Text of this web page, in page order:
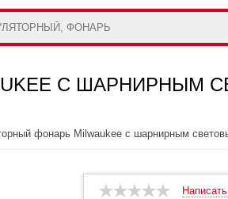
С ШАРНИРНЫМ
фонарь Milwaukee с шарнирным